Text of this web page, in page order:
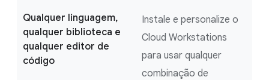
Qualquer linguagem,
qualquer biblioteca e
qualquer editor de
código
Instale e personalize o
Cloud Workstations
para usar qualquer
combinação de